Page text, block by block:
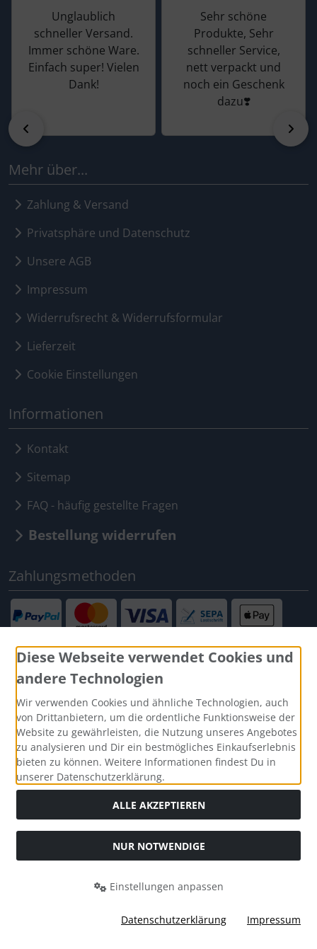
Unglaublich
schneller Versand.
Immer schöne Ware.
Einfach super! Vielen
Dank!
Sehr schöne
Produkte, Sehr
schneller Service,
nett verpackt und
noch ein Geschenk
dazu❣️
vor
Mehr über...
Zahlung & Versand
Privatsphäre und Datenschutz
Unsere AGB
Impressum
Widerrufsrecht & Widerrufsformular
Lieferzeit
Cookie Einstellungen
Informationen
Kontakt
Sitemap
FAQ - häufig gestellte Fragen
Bestellung widerrufen
Zahlungsmethoden
Social Media
Alle Preise inkl. gesetzl. MwSt. zzgl.Versandkosten. Die
bei Knautschmops.de.
Diese Webseite verwendet Cookies und
andere Technologien
Wir verwenden Cookies und ähnliche Technologien, auch
von Drittanbietern, um die ordentliche Funktionsweise der
Website zu gewährleisten, die Nutzung unseres Angebotes
zu analysieren und Dir ein bestmögliches Einkaufserlebnis
bieten zu können. Weitere Informationen findest Du in
unserer Datenschutzerklärung.
ALLE AKZEPTIEREN
NUR NOTWENDIGE
Einstellungen anpassen
Datenschutzerklärung Impressum